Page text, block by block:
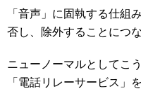
「音声」に固執する仕組
否し、除外することにつ
ニューノーマルとしてこ
「電話リレーサービス」